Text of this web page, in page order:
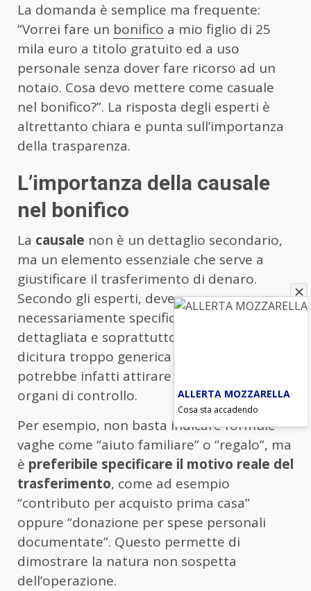
La domanda è semplice ma frequente:
“Vorrei fare un bonifico a mio figlio di 25
mila euro a titolo gratuito ed a uso
personale senza dover fare ricorso ad un
notaio. Cosa devo mettere come casuale
nel bonifico?”. La risposta degli esperti è
altrettanto chiara e punta sull’importanza
della trasparenza.
L’importanza della causale
nel bonifico
La causale non è un dettaglio secondario,
ma un elemento essenziale che serve a
giustificare il trasferimento di denaro.
Secondo gli esperti, deve essere
necessariamente specifica, esauriente,
dettagliata e soprattutto veritiera. Una
dicitura troppo generica o poco chiara
potrebbe infatti attirare l’attenzione degli
organi di controllo.
Per esempio, non basta indicare formule
vaghe come “aiuto familiare” o “regalo”, ma
è preferibile specificare il motivo reale del
trasferimento, come ad esempio
“contributo per acquisto prima casa”
oppure “donazione per spese personali
documentate”. Questo permette di
dimostrare la natura non sospetta
dell’operazione.
ALLERTA MOZZARELLA
Cosa sta accadendo